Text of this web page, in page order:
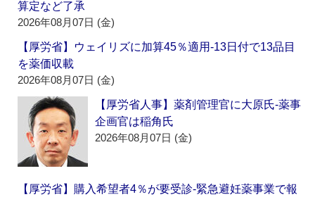
算定など了承
2026年08月07日 (金)
【厚労省】ウェイリズに加算45％適用‐13日付で13品目
を薬価収載
2026年08月07日 (金)
【厚労省人事】薬剤管理官に大原氏‐薬事
企画官は稲角氏
2026年08月07日 (金)
【厚労省】購入希望者4％が要受診‐緊急避妊薬事業で報